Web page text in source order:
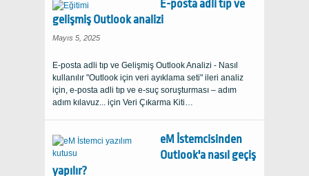
E-posta adli tıp ve
gelişmiş Outlook analizi
Mayıs 5, 2025
E-posta adli tıp ve Gelişmiş Outlook Analizi - Nasıl
kullanılır "Outlook için veri ayıklama seti" ileri analiz
için, e-posta adli tıp ve e-suç soruşturması – adım
adım kılavuz... için Veri Çıkarma Kiti…
eM İstemcisinden
Outlook'a nasıl geçiş
yapılır?